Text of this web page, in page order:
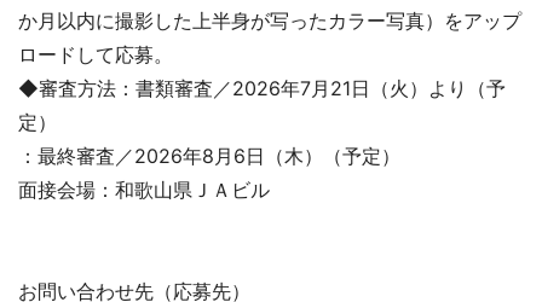
か月以内に撮影した上半身が写ったカラー写真）をアップ
ロードして応募。
◆審査方法：書類審査／2026年7月21日（火）より（予
定）
：最終審査／2026年8月6日（木）（予定）
面接会場：和歌山県ＪＡビル
お問い合わせ先（応募先）